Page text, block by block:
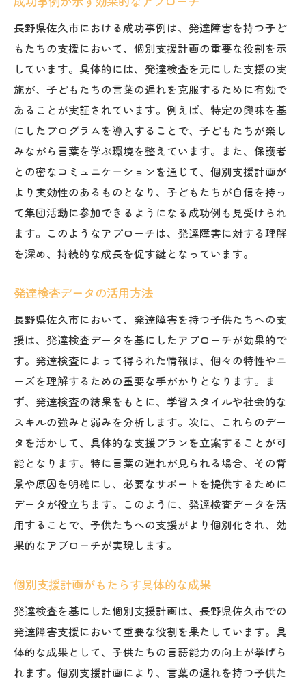
長野県佐久市における成功事例は、発達障害を持つ子ど
もたちの支援において、個別支援計画の重要な役割を示
しています。具体的には、発達検査を元にした支援の実
施が、子どもたちの言葉の遅れを克服するために有効で
あることが実証されています。例えば、特定の興味を基
にしたプログラムを導入することで、子どもたちが楽し
みながら言葉を学ぶ環境を整えています。また、保護者
との密なコミュニケーションを通じて、個別支援計画が
より実効性のあるものとなり、子どもたちが自信を持っ
て集団活動に参加できるようになる成功例も見受けられ
ます。このようなアプローチは、発達障害に対する理解
を深め、持続的な成長を促す鍵となっています。
発達検査データの活用方法
長野県佐久市において、発達障害を持つ子供たちへの支
援は、発達検査データを基にしたアプローチが効果的で
す。発達検査によって得られた情報は、個々の特性やニ
ーズを理解するための重要な手がかりとなります。ま
ず、発達検査の結果をもとに、学習スタイルや社会的な
スキルの強みと弱みを分析します。次に、これらのデー
タを活かして、具体的な支援プランを立案することが可
能となります。特に言葉の遅れが見られる場合、その背
景や原因を明確にし、必要なサポートを提供するために
データが役立ちます。このように、発達検査データを活
用することで、子供たちへの支援がより個別化され、効
果的なアプローチが実現します。
個別支援計画がもたらす具体的な成果
発達検査を基にした個別支援計画は、長野県佐久市での
発達障害支援において重要な役割を果たしています。具
体的な成果として、子供たちの言語能力の向上が挙げら
れます。個別支援計画により、言葉の遅れを持つ子供た